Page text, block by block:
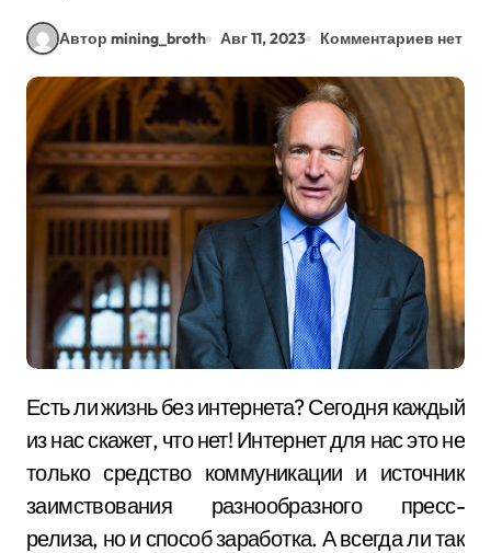
Автор mining_broth Авг 11, 2023 Комментариев нет
Есть ли жизнь без интернета? Сегодня каждый
из нас скажет, что нет! Интернет для нас это не
только средство коммуникации и источник
заимствования разнообразного пресс-
релиза, но и способ заработка. А всегда ли так